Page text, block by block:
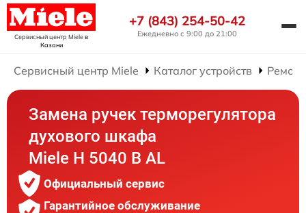
Сервисный центр Mieleв
Казани
+7 (843) 254-50-42
Ежедневно с 9:00 до 21:00
Сервисный центр Miele Каталог устройств
Замена ручек терморегулятора
духового шкафа
Miele H 5040 B AL
Официальный сервис
Гарантийное обслуживание